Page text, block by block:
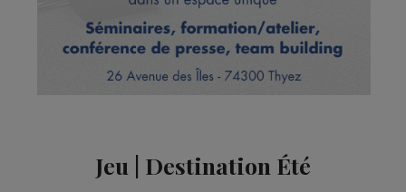
Jeu | Destination Été